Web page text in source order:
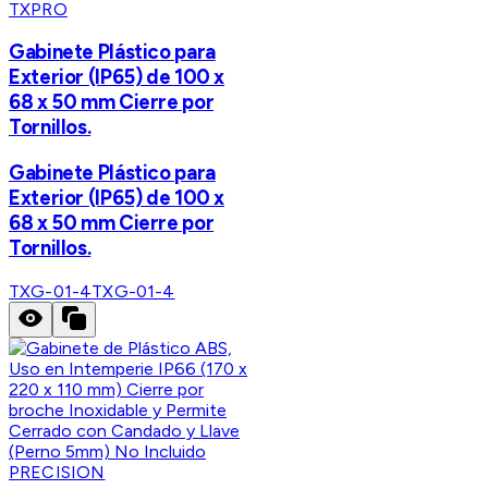
TXPRO
Gabinete Plástico para
Exterior (IP65) de 100 x
68 x 50 mm Cierre por
Tornillos.
Gabinete Plástico para
Exterior (IP65) de 100 x
68 x 50 mm Cierre por
Tornillos.
TXG-01-4TXG-01-4
PRECISION